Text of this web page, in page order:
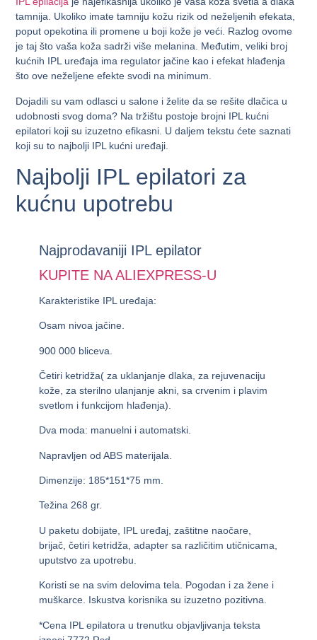
tamnija. Ukoliko imate tamniju kožu rizik od neželjenih efekata,
poput opekotina ili promene u boji kože je veći. Razlog ovome
je taj što vaša koža sadrži više melanina. Međutim, veliki broj
kućnih IPL uređaja ima regulator jačine kao i efekat hlađenja
što ove neželjene efekte svodi na minimum.
Dojadili su vam odlasci u salone i želite da se rešite dlačica u
udobnosti svog doma? Na tržištu postoje brojni IPL kućni
epilatori koji su izuzetno efikasni. U daljem tekstu ćete saznati
koji su to najbolji IPL kućni uređaji.
Najbolji IPL epilatori za
kućnu upotrebu
Najprodavaniji IPL epilator
KUPITE NA ALIEXPRESS-U
Karakteristike IPL uređaja:
Osam nivoa jačine.
900 000 bliceva.
Četiri ketridža( za uklanjanje dlaka, za rejuvenaciju
kože, za sterilno ulanjanje akni, sa crvenim i plavim
svetlom i funkcijom hlađenja).
Dva moda: manuelni i automatski.
Napravljen od ABS materijala.
Dimenzije: 185*151*75 mm.
Težina 268 gr.
U paketu dobijate, IPL uređaj, zaštitne naočare,
brijač, četiri ketridža, adapter sa različitim utičnicama,
uputstvo za upotrebu.
Koristi se na svim delovima tela. Pogodan i za žene i
muškarce. Iskustva korisnika su izuzetno pozitivna.
*Cena IPL epilatora u trenutku objavljivanja teksta